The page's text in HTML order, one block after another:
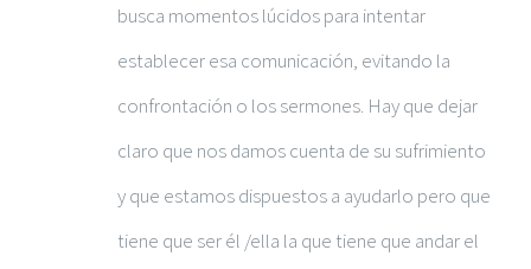
busca momentos lúcidos para intentar
establecer esa comunicación, evitando la
confrontación o los sermones. Hay que dejar
claro que nos damos cuenta de su sufrimiento
y que estamos dispuestos a ayudarlo pero que
tiene que ser él /ella la que tiene que andar el